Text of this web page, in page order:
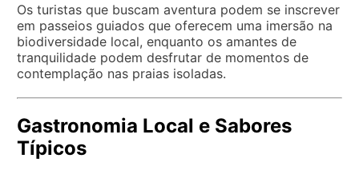
Os turistas que buscam aventura podem se inscrever
em passeios guiados que oferecem uma imersão na
biodiversidade local, enquanto os amantes de
tranquilidade podem desfrutar de momentos de
contemplação nas praias isoladas.
Gastronomia Local e Sabores
Típicos